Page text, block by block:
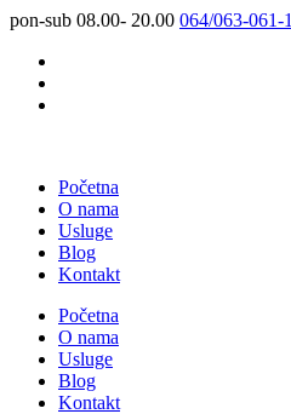
pon-sub 08.00- 20.00 064/063-061-1
Početna
O nama
Usluge
Blog
Kontakt
Početna
O nama
Usluge
Blog
Kontakt